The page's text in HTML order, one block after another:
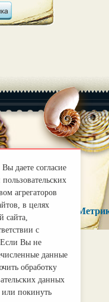
даете согласие
агрегаторов
в целях
сайта,
с
Если Вы не
данные
обработку
данных
или покинуть